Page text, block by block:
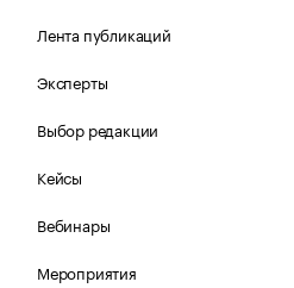
Лента публикаций
Эксперты
Выбор редакции
Кейсы
Вебинары
Мероприятия